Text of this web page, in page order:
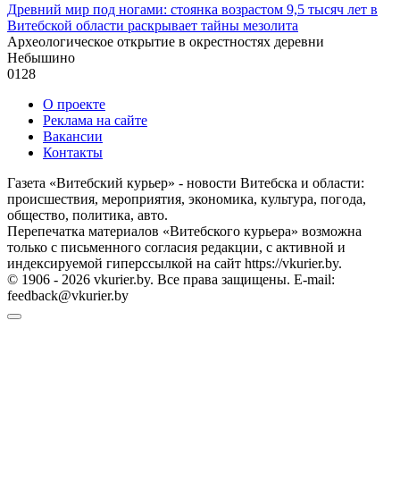
Древний мир под ногами: стоянка возрастом 9,5 тысяч лет в
Витебской области раскрывает тайны мезолита
Археологическое открытие в окрестностях деревни
Небышино
0128
О проекте
Реклама на сайте
Вакансии
Контакты
Газета «Витебский курьер» - новости Витебска и области:
происшествия, мероприятия, экономика, культура, погода,
общество, политика, авто.
Перепечатка материалов «Витебского курьера» возможна
только с письменного согласия редакции, с активной и
индексируемой гиперссылкой на сайт https://vkurier.by.
© 1906 - 2026 vkurier.by. Все права защищены. E-mail:
feedback@vkurier.by